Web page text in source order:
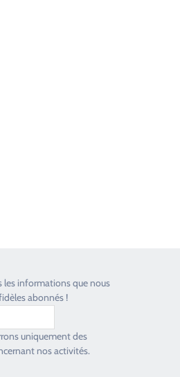
les informations que nous
abonnés !
uniquement des
nos activités.